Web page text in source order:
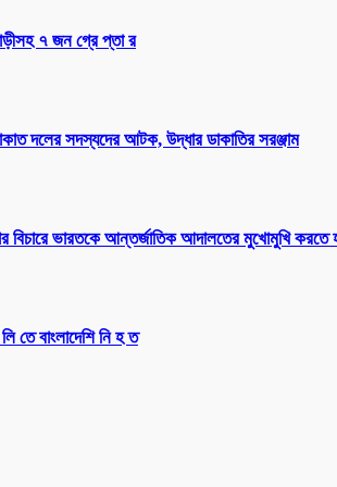
৭ জন গ্রে প্তা র
দলের সদস্যদের আটক, উদ্ধার ডাকাতির সরঞ্জাম
বিচারে ভারতকে আন্তর্জাতিক আদালতের মুখোমুখি করতে
তে বাংলাদেশি নি হ ত